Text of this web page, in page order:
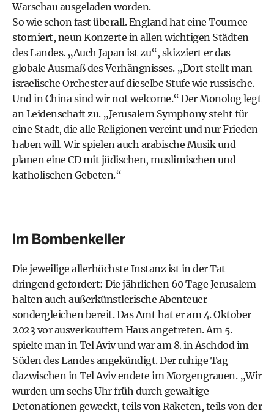
Warschau ausgeladen worden.
So wie schon fast überall. England hat eine Tournee
storniert, neun Konzerte in allen wichtigen Städten
des Landes. „Auch Japan ist zu“, skizziert er das
globale Ausmaß des Verhängnisses. „Dort stellt man
israelische Orchester auf dieselbe Stufe wie russische.
Und in China sind wir not welcome.“ Der Monolog legt
an Leidenschaft zu. „Jerusalem Symphony steht für
eine Stadt, die alle Religionen vereint und nur Frieden
haben will. Wir spielen auch arabische Musik und
planen eine CD mit jüdischen, muslimischen und
katholischen Gebeten.“
Im Bombenkeller
Die jeweilige allerhöchste Instanz ist in der Tat
dringend gefordert: Die jährlichen 60 Tage Jerusalem
halten auch außerkünstlerische Abenteuer
sondergleichen bereit. Das Amt hat er am 4. Oktober
2023 vor ausverkauftem Haus angetreten. Am 5.
spielte man in Tel Aviv und war am 8. in Aschdod im
Süden des Landes angekündigt. Der ruhige Tag
dazwischen in Tel Aviv endete im Morgengrauen. „Wir
wurden um sechs Uhr früh durch gewaltige
Detonationen geweckt, teils von Raketen, teils von der